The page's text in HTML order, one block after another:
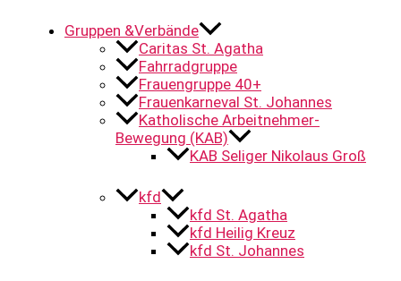
Gruppen &Verbände
Caritas St. Agatha
Fahrradgruppe
Frauengruppe 40+
Frauenkarneval St. Johannes
Katholische Arbeitnehmer-
Bewegung (KAB)
KAB Seliger Nikolaus Groß
kfd
kfd St. Agatha
kfd Heilig Kreuz
kfd St. Johannes